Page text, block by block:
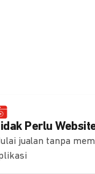
Perlu
jualan tanpa